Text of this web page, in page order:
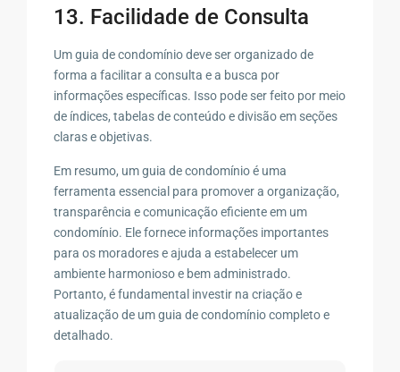
13. Facilidade de Consulta
Um guia de condomínio deve ser organizado de
forma a facilitar a consulta e a busca por
informações específicas. Isso pode ser feito por meio
de índices, tabelas de conteúdo e divisão em seções
claras e objetivas.
Em resumo, um guia de condomínio é uma
ferramenta essencial para promover a organização,
transparência e comunicação eficiente em um
condomínio. Ele fornece informações importantes
para os moradores e ajuda a estabelecer um
ambiente harmonioso e bem administrado.
Portanto, é fundamental investir na criação e
atualização de um guia de condomínio completo e
detalhado.